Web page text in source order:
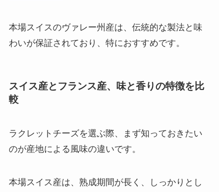
本場スイスのヴァレー州産は、伝統的な製法と味
わいが保証されており、特におすすめです。
スイス産とフランス産、味と香りの特徴を比
較
ラクレットチーズを選ぶ際、まず知っておきたい
のが産地による風味の違いです。
本場スイス産は、熟成期間が長く、しっかりとし